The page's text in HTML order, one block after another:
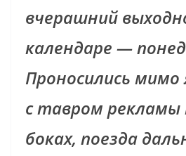
вчерашний
календаре —
Проносились мимо
c тавром рекламы
боках, поезда